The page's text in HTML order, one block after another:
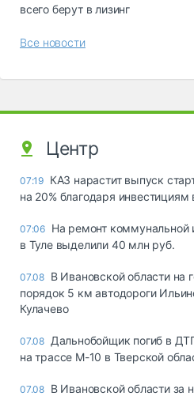
всего берут в лизинг
Все новости
Центр
07:19 КАЗ нарастит выпуск
на 20% благодаря
07:06 На ремонт коммунальной
в Туле выделили 40 млн руб.
07.08 В Ивановской области на
порядок 5 км автодороги
Кулачево
07.08 Дальнобойщик погиб в
на трассе М-10 в Тверской
07.08 В Ивановской области за